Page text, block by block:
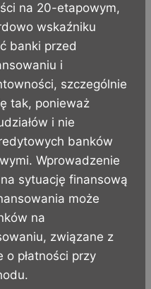
na 20-etapowym,
wskaźniku
banki przed
i
szczególnie
tak, ponieważ
i nie
banków
Wprowadzenie
sytuację finansową
może
na
związane z
płatności przy